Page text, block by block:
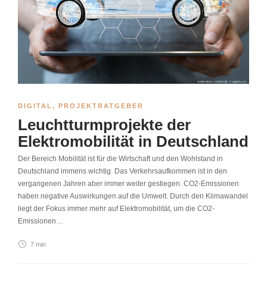
DIGITAL , PROJEKTRATGEBER
Leuchtturmprojekte der
Elektromobilität in Deutschland
Der Bereich Mobilität ist für die Wirtschaft und den Wohlstand in
Deutschland immens wichtig. Das Verkehrsaufkommen ist in den
vergangenen Jahren aber immer weiter gestiegen. CO2-Emissionen
haben negative Auswirkungen auf die Umwelt. Durch den Klimawandel
liegt der Fokus immer mehr auf Elektromobilität, um die CO2-
Emissionen…
7 min